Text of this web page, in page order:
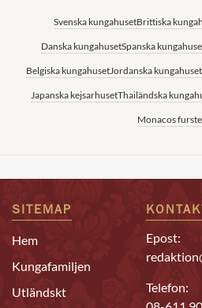
Svenska kungahusetBrittiska
Danska kungahusetSpanska
Belgiska kungahusetJordanska kungahuset
Japanska kejsarhusetThailändska
Monacos
SITEMAP
Hem
Kungafamiljen
Utländskt
Epost:
Telefon: